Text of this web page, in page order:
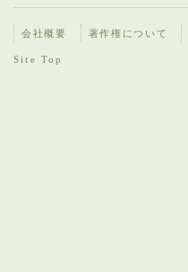
会社概要 著作権について
Site Top